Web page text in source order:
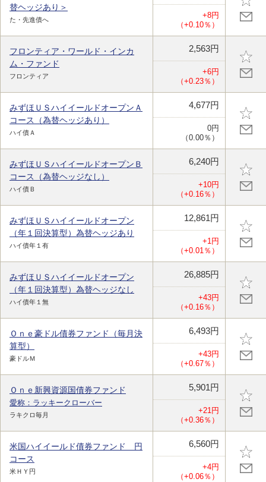
替ヘッジあり＞
た・先進債へ
+8円
（+0.10％）
フロンティア・ワールド・インカ
ム・ファンド
フロンティア
2,563円
+6円
（+0.23％）
みずほＵＳハイイールドオープンＡ
コース（為替ヘッジあり）
ハイ債Ａ
4,677円
0円
（0.00％）
みずほＵＳハイイールドオープンＢ
コース（為替ヘッジなし）
ハイ債Ｂ
6,240円
+10円
（+0.16％）
みずほＵＳハイイールドオープン
（年１回決算型）為替ヘッジあり
ハイ債年１有
12,861円
+1円
（+0.01％）
みずほＵＳハイイールドオープン
（年１回決算型）為替ヘッジなし
ハイ債年１無
26,885円
+43円
（+0.16％）
Ｏｎｅ豪ドル債券ファンド（毎月決
算型）
豪ドルＭ
6,493円
+43円
（+0.67％）
Ｏｎｅ新興資源国債券ファンド
愛称：ラッキークローバー
ラキクロ毎月
5,901円
+21円
（+0.36％）
米国ハイイールド債券ファンド 円
コース
米ＨＹ円
6,560円
+4円
（+0.06％）